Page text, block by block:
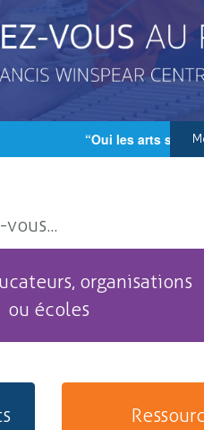
“Oui les arts sont
organisations
ou écoles